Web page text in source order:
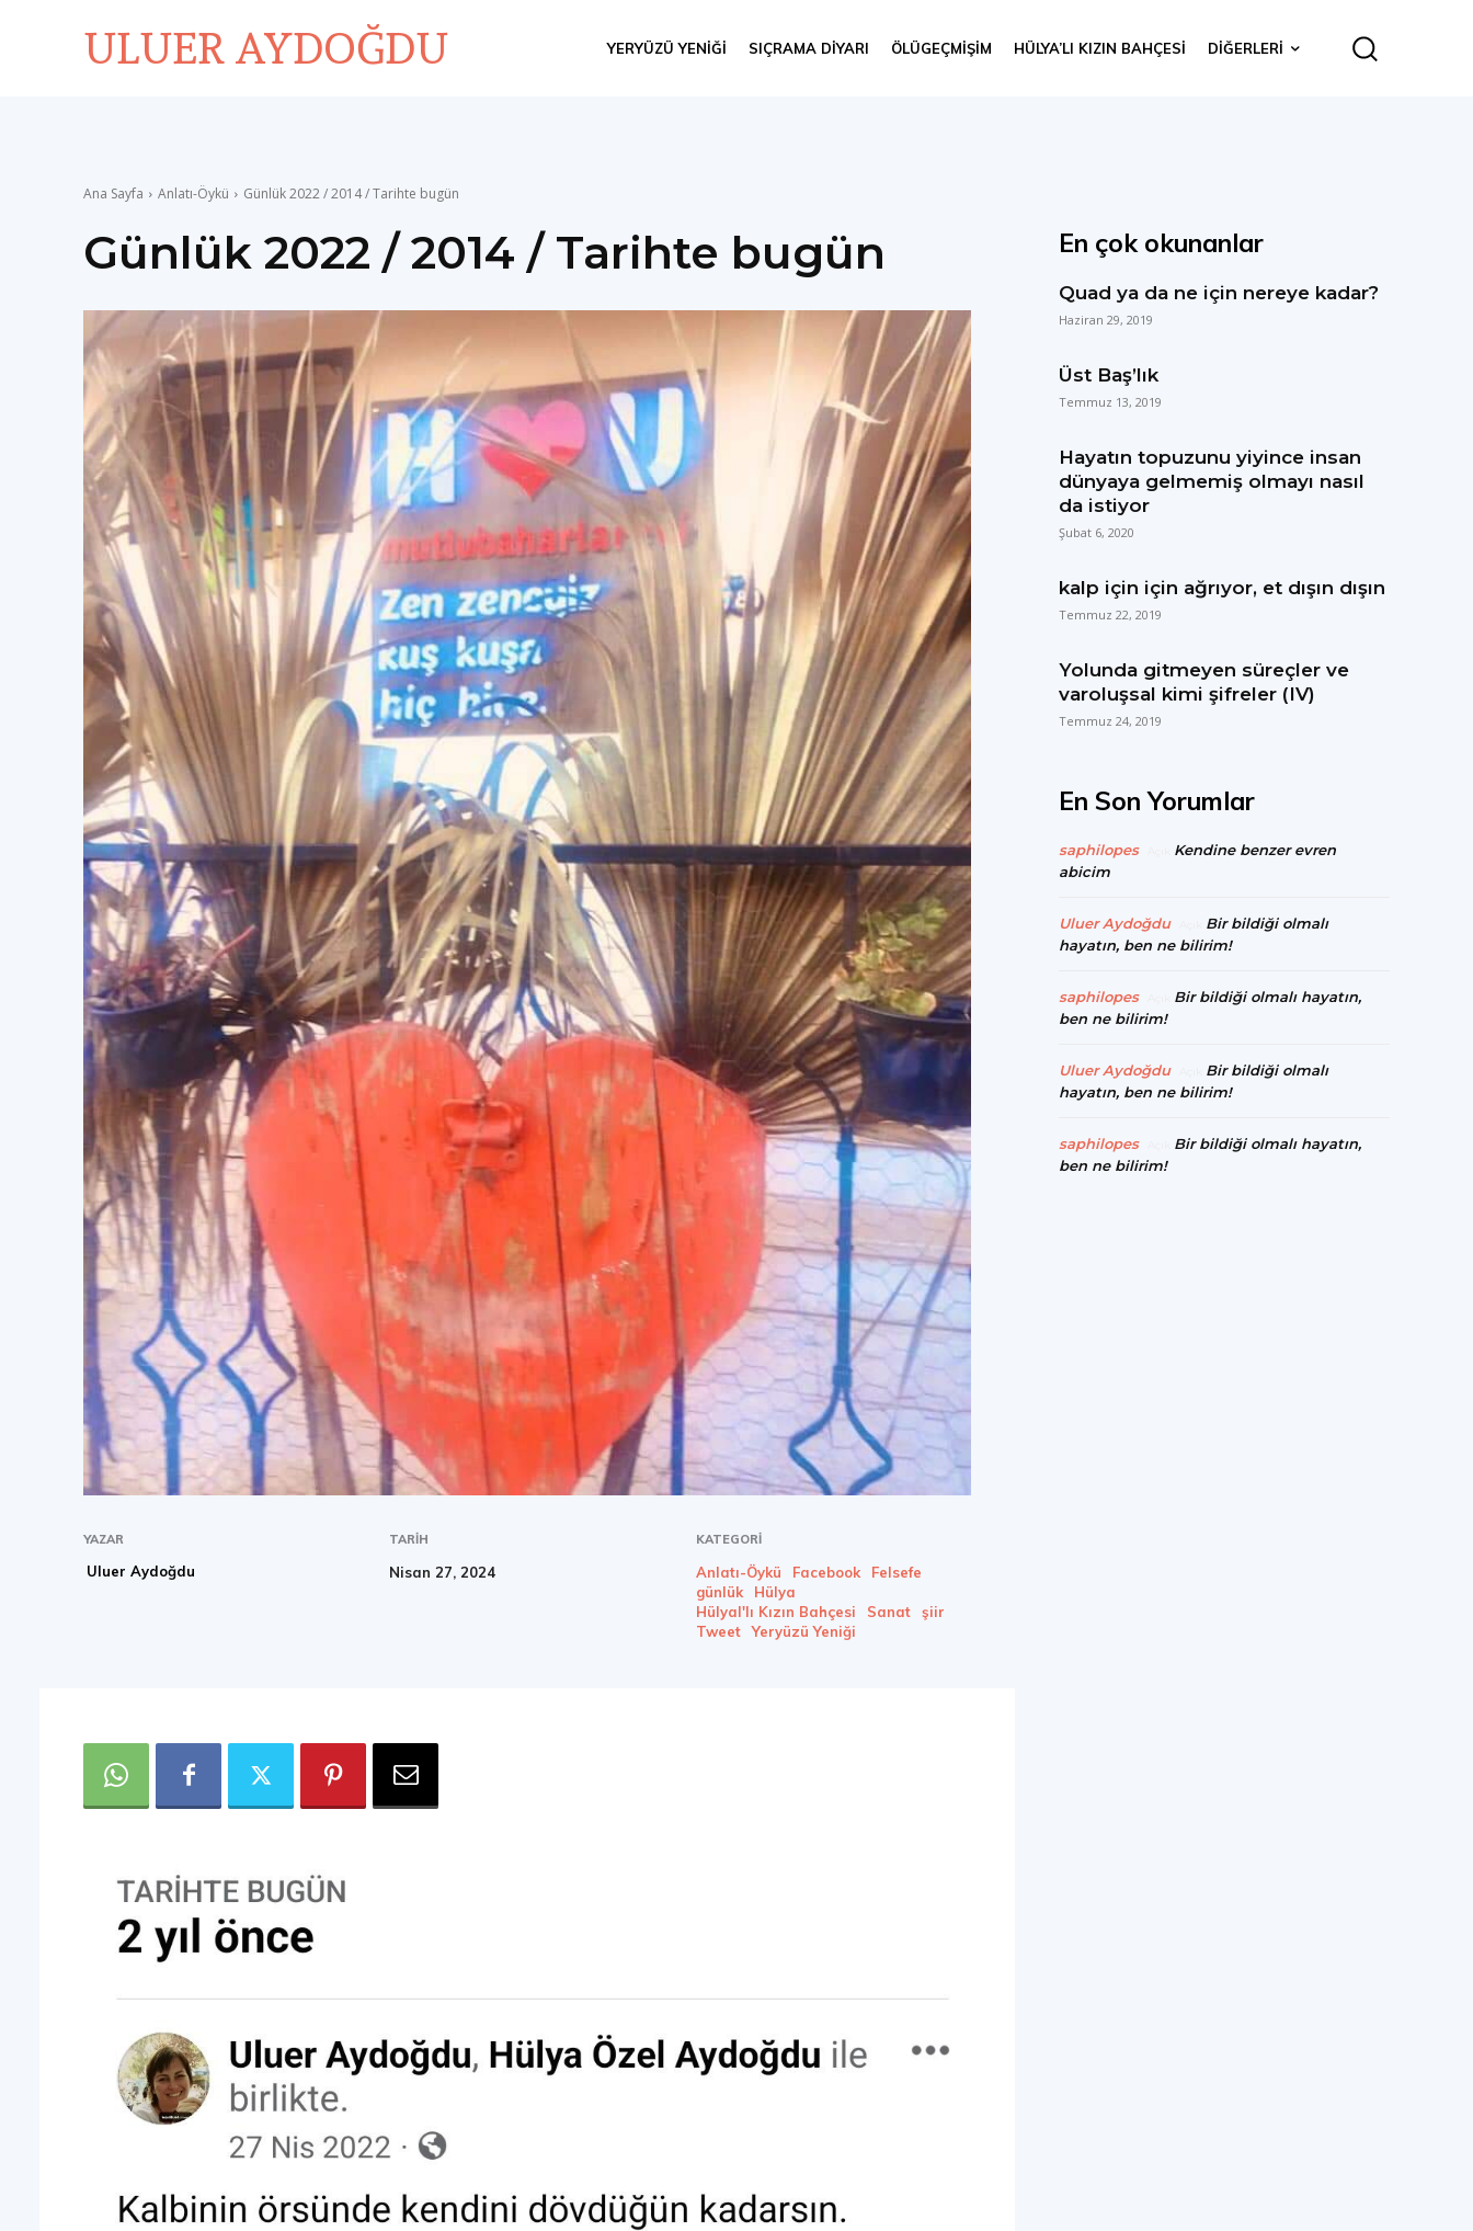
ULUER AYDOĞDU YERYÜZÜ YENIĞI SIÇRAMA DIYARI ÖLÜGEÇMIŞIM HÜLYA’LI KIZIN BAHÇESI DIĞERLERI
Ana Sayfa Anlatı-Öykü Günlük 2022 / 2014 / Tarihte bugün
Günlük 2022 / 2014 / Tarihte bugün
YAZAR
Uluer Aydoğdu
TARIH
Nisan 27, 2024
KATEGORI
Anlatı-Öykü Facebook
Felsefe
günlük
Hülya
Hülyal'lı Kızın Bahçesi
Sanat
şiir
Tweet
Yeryüzü Yeniği
En çok okunanlar
Quad ya da ne için nereye kadar?
Haziran 29, 2019
Üst Baş’lık
Temmuz 13, 2019
Hayatın topuzunu yiyince insan
dünyaya gelmemiş olmayı nasıl
da istiyor
Şubat 6, 2020
kalp için için ağrıyor, et dışın dışın
Temmuz 22, 2019
Yolunda gitmeyen süreçler ve
varoluşsal kimi şifreler (IV)
Temmuz 24, 2019
En Son Yorumlar
saphilopes
Kendine benzer evren
abicim
Uluer Aydoğdu
Bir bildiği olmalı
hayatın, ben ne bilirim!
saphilopes
Bir bildiği olmalı hayatın,
ben ne bilirim!
Uluer Aydoğdu
Bir bildiği olmalı
hayatın, ben ne bilirim!
saphilopes
Bir bildiği olmalı hayatın,
ben ne bilirim!